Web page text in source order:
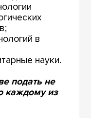
в
науки.
подать не
каждому из